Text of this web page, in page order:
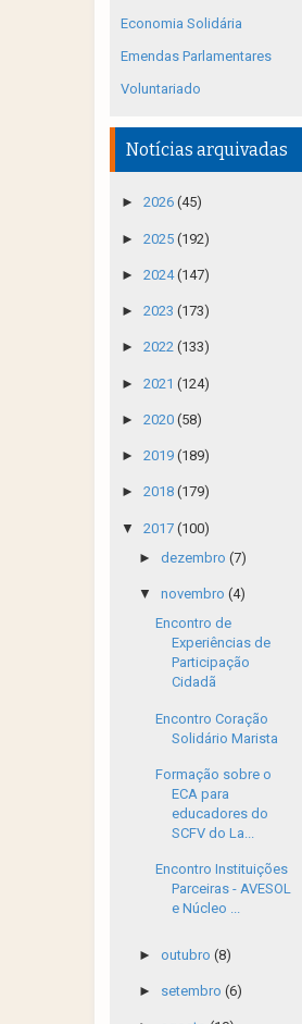
Economia Solidária
Emendas Parlamentares
Voluntariado
Notícias arquivadas
► 2026 (45)
► 2025 (192)
► 2024(147)
► 2023 (173)
► 2022 (133)
► 2021 (124)
► 2020 (58)
► 2019 (189)
► 2018 (179)
▼ 2017 (100)
► dezembro (7)
▼ novembro (4)
Encontro de
Experiências de
Participação
Cidadã
Encontro Coração
Solidário Marista
Formação sobre o
ECA para
educadores do
SCFV do La...
Encontro Instituições
Parceiras - AVESOL
e Núcleo ...
► outubro (8)
► setembro (6)